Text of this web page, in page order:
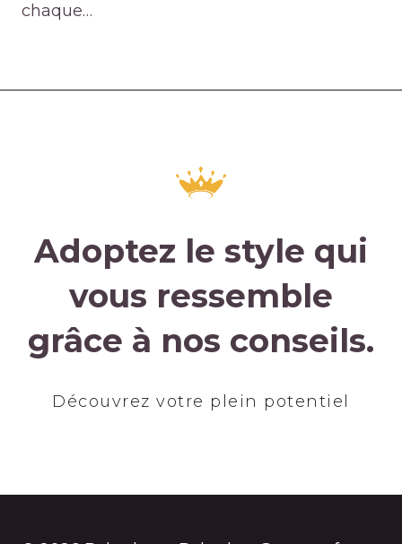
chaque…
Adoptez le style qui
vous ressemble
grâce à nos conseils.
Découvrez votre plein potentiel